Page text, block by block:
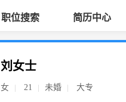
职位搜索 简历中心
刘女士
女 21 未婚 大专